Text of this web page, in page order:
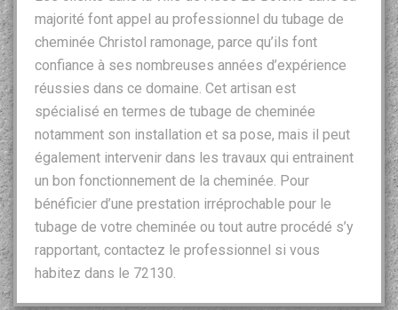
majorité font appel au professionnel du tubage de
cheminée Christol ramonage, parce qu’ils font
confiance à ses nombreuses années d’expérience
réussies dans ce domaine. Cet artisan est
spécialisé en termes de tubage de cheminée
notamment son installation et sa pose, mais il peut
également intervenir dans les travaux qui entrainent
un bon fonctionnement de la cheminée. Pour
bénéficier d’une prestation irréprochable pour le
tubage de votre cheminée ou tout autre procédé s’y
rapportant, contactez le professionnel si vous
habitez dans le 72130.